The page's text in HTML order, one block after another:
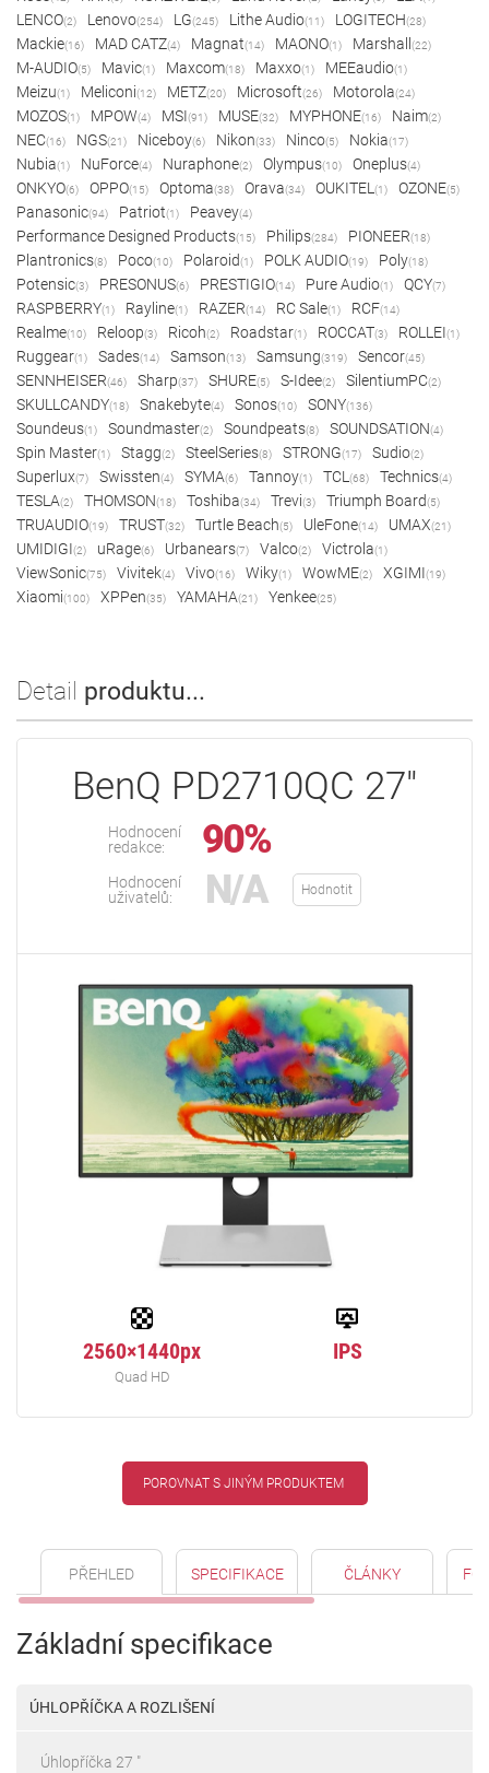
LENCO(2) Lenovo(254) LG(245) Lithe Audio(11) LOGITECH(28)
Mackie(16) MAD CATZ(4) Magnat(14) MAONO(1) Marshall (22)
M-AUDIO(5) Mavic(1) Maxcom(18) Maxxo(1) MEEaudio(1)
Meizu(1) Meliconi(12) METZ(20) Microsoft(26) Motorola(24)
MOZOS(1) MPOW(4) MSI(91) MUSE(32) MYPHONE(16) Naim(2)
NEC(16) NGS(21) Niceboy(6) Nikon(33) Ninco(5) Nokia(17)
Nubia(1) NuForce(4) Nuraphone(2) Olympus(10) Oneplus(4)
ONKYO(6) OPPO(15) Optoma(38) Orava(34) OUKITEL (1) OZONE(5)
Panasonic(94) Patriot(1) Peavey(4)
Performance Designed Products(15) Philips(284) PIONEER(18)
Plantronics(8) Poco(10) Polaroid(1) POLK AUDIO(19) Poly(18)
Potensic(3) PRESONUS(6) PRESTIGIO(14) Pure Audio(1) QCY(7)
RASPBERRY(1) Rayline(1) RAZER(14) RC Sale(1) RCF(14)
Realme(10) Reloop(3) Ricoh(2) Roadstar(1) ROCCAT(3) ROLLEI(1)
Ruggear(1) Sades(14) Samson(13) Samsung(319) Sencor(45)
SENNHEISER(46) Sharp(37) SHURE(5) S-Idee(2) SilentiumPC(2)
SKULLCANDY(18) Snakebyte(4) Sonos(10) SONY(136)
Soundeus(1) Soundmaster(2) Soundpeats(8) SOUNDSATION(4)
Spin Master(1) Stagg(2) SteelSeries(8) STRONG(17) Sudio(2)
Superlux(7) Swissten(4) SYMA(6) Tannoy(1) TCL (68) Technics(4)
TESLA(2) THOMSON(18) Toshiba(34) Trevi(3) Triumph Board(5)
TRUAUDIO(19) TRUST(32) Turtle Beach(5) UleFone(14) UMAX(21)
UMIDIGI(2) uRage(6) Urbanears(7) Valco(2) Victrola(1)
ViewSonic(75) Vivitek(4) Vivo(16) Wiky(1) WowME(2) XGIMI(19)
Xiaomi(100) XPPen(35) YAMAHA(21) Yenkee(25)
Detail produktu...
BenQ PD2710QC 27"
Hodnocení
redakce:
90%
Hodnocení
uživatelů:
N/A Hodnotit
2560×1440px
Quad HD
IPS
POROVNAT S JINÝM PRODUKTEM
PŘEHLED SPECIFIKACE ČLÁNKY
Základní specifikace
ÚHLOPŘÍČKA A ROZLIŠENÍ
Úhlopříčka 27 "